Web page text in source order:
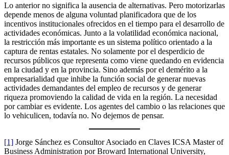
Lo anterior no significa la ausencia de alternativas. Pero motorizarlas
depende menos de alguna voluntad planificadora que de los
incentivos institucionales ofrecidos en el tiempo para el desarrollo de
actividades económicas. Junto a la volatilidad económica nacional,
la restricción más importante es un sistema político orientado a la
captura de rentas estatales. No solamente por el desperdicio de
recursos públicos que representa como viene quedando en evidencia
en la ciudad y en la provincia. Sino además por el demérito a la
empresarialidad que inhibe la función social de generar nuevas
actividades demandantes del empleo de recursos y de generar
riqueza promoviendo la calidad de vida en la región. La necesidad
por cambiar es evidente. Los agentes del cambio o las relaciones que
lo vehiculicen, todavía no. No dejemos de pensar.
[1] Jorge Sánchez es Consultor Asociado en Claves ICSA Master of
Business Administration por Broward International University,